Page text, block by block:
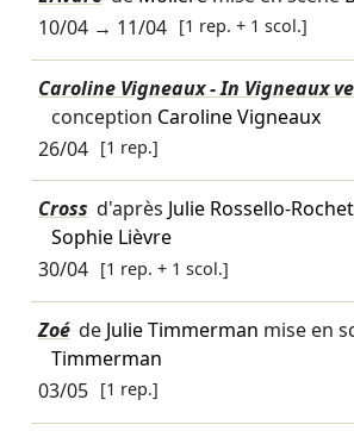
10/04→ 11/04 [1 rep. + 1 scol.]
Caroline Vigneaux - In Vigneaux
conception Caroline Vigneaux
26/04 [1 rep.]
Cross d'après Julie Rossello-Rochet
Sophie Lièvre
30/04 [1 rep. + 1 scol.]
Zoé de Julie Timmerman mise en
Timmerman
03/05 [1 rep.]